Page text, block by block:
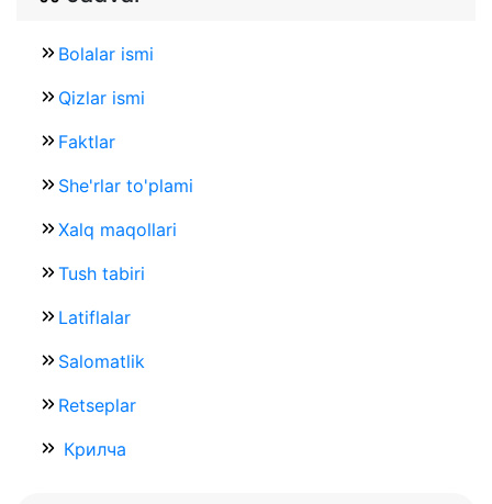
Bolalar ismi
Qizlar ismi
Faktlar
She'rlar to'plami
Xalq maqollari
Tush tabiri
Latiflalar
Salomatlik
Retseplar
Крилча